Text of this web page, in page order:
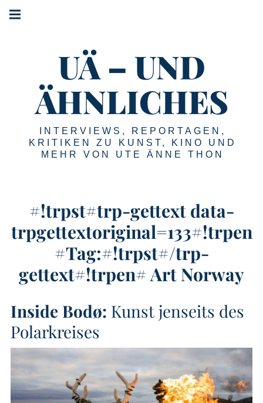
#!trpst#trp-
gettext
trpgettextoriginal=1#!trpen#Skip
content#!trpst#/trp-
gettext#!trpen#
UÄ – UND
ÄHNLICHES
INTERVIEWS, REPORTAGEN,
KRITIKEN ZU KUNST, KINO UND
MEHR VON UTE ÄNNE THON
gettext
navigation#!trpst#/trp-
trpgettextoriginal=3#!trpen#Menu#!trpst#/trp-
gettext#!trpen#
#!trpst#trp-gettext data-
trpgettextoriginal=133#!trpen
#Tag:#!trpst#/trp-
gettext#!trpen#Art Norway
Inside Bodø: Kunst jenseits des
Polarkreises